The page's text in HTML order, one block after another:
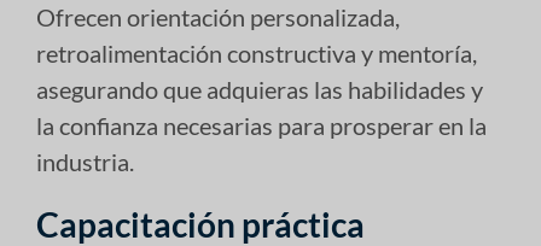
Ofrecen orientación personalizada,
retroalimentación constructiva y mentoría,
asegurando que adquieras las habilidades y
la confianza necesarias para prosperar en la
industria.
Capacitación práctica